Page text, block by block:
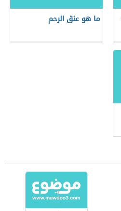
ما هو عنق الرحم